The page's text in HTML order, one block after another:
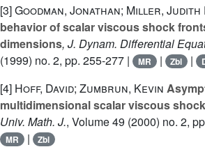
[3]Goodman, Jonathan; Miller, Judith
behavior of scalar viscous shock
dimensions, J. Dynam. Differential
(1999) no. 2, pp. 255-277 |
MR | Zbl |
[4] Hoff, David; Zumbrun, Kevin
multidimensional scalar viscous
Univ. Math. J., Volume 49 (2000) no. 2,
MR | Zbl